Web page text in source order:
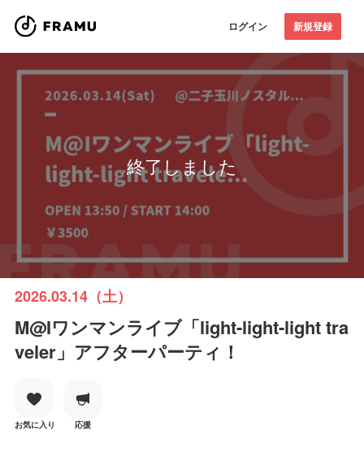
ログイン 新規登録
終了しました
2026.03.14（土）
M@Iワンマンライブ「light-light-light tra
veler」アフターパーティ！
お気に入り 応援